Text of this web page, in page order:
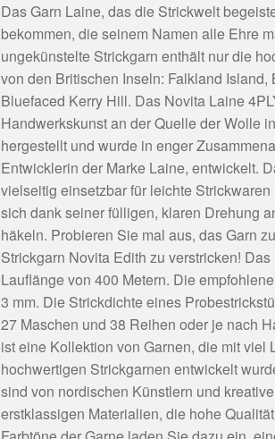
Das Garn Laine, das die Strickwelt
bekommen, die seinem Namen alle Ehre
ungekünstelte Strickgarn enthält nur die
von den Britischen Inseln: Falkland Island,
Bluefaced Kerry Hill. Das Novita Laine
Handwerkskunst an der Quelle der Wolle
hergestellt und wurde in enger
Entwicklerin der Marke Laine, entwickelt.
vielseitig einsetzbar für leichte
sich dank seiner fülligen, klaren Drehung
häkeln. Probieren Sie mal aus, das Garn
Strickgarn Novita Edith zu verstricken!
Lauflänge von 400 Metern. Die
3 mm. Die Strickdichte eines
27 Maschen und 38 Reihen oder je nach
ist eine Kollektion von Garnen, die mit viel
hochwertigen Strickgarnen entwickelt
sind von nordischen Künstlern und
erstklassigen Materialien, die hohe